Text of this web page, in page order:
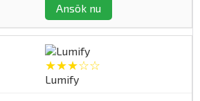
Ansök nu
★★★☆☆
Lumify